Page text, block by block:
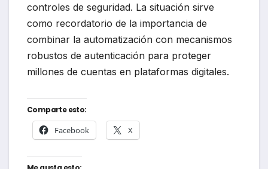
controles de seguridad. La situación sirve
como recordatorio de la importancia de
combinar la automatización con mecanismos
robustos de autenticación para proteger
millones de cuentas en plataformas digitales.
Comparte esto:
Facebook X